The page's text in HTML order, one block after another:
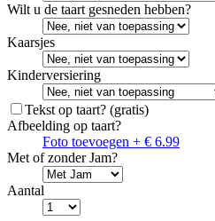
Wilt u de taart gesneden hebben?
Kaarsjes
Kinderversiering
Tekst op taart? (gratis)
Afbeelding op taart?
Foto toevoegen + € 6.99
Met of zonder Jam?
Aantal